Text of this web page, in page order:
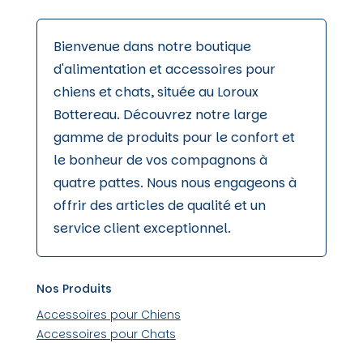
Bienvenue dans notre boutique
d'alimentation et accessoires pour
chiens et chats, située au Loroux
Bottereau. Découvrez notre large
gamme de produits pour le confort et
le bonheur de vos compagnons à
quatre pattes. Nous nous engageons à
offrir des articles de qualité et un
service client exceptionnel.
Nos Produits
Accessoires pour Chiens
Accessoires pour Chats